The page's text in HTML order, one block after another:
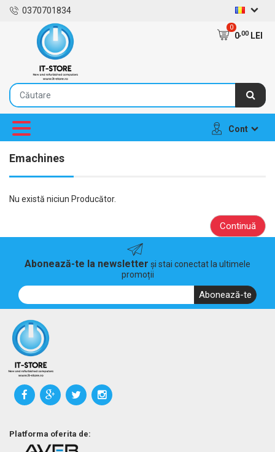
0370701834
0
0,00LEI
Cont
Emachines
Nu există niciun Producător.
Continuă
Abonează-te la newsletter și stai conectat la ultimele
promoții
Abonează-te
Platforma oferita de: